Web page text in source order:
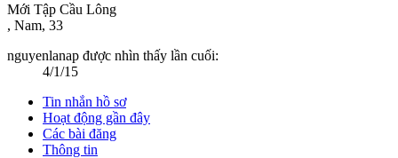
Mới Tập Cầu Lông
, Nam, 33
nguyenlanap được nhìn thấy lần cuối:
4/1/15
Tin nhắn hồ sơ
Hoạt động gần đây
Các bài đăng
Thông tin